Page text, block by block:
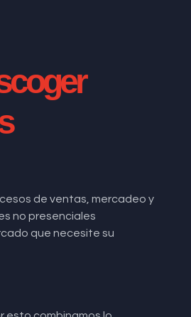
de ventas, mercadeo y
no presenciales
que necesite su